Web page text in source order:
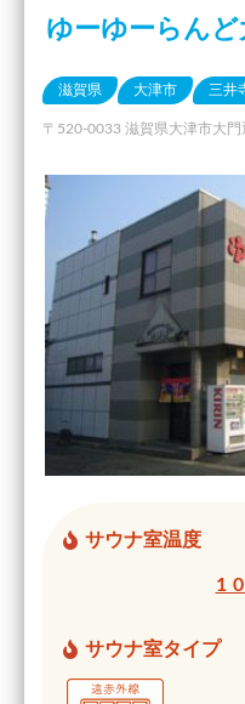
ゆーゆーらん
滋賀県 大津市 三井
〒520-0033 滋賀県大津市大
サウナ室温度
サウナ室タイプ